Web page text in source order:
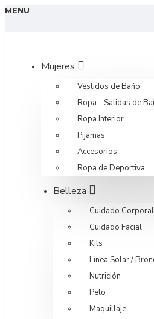
MENU
Mujeres
Vestidos de Baño
Ropa - Salidas de
Ropa Interior
Pijamas
Accesorios
Ropa de Deportiva
Belleza
Cuidado Corporal
Cuidado Facial
Kits
Línea Solar /
Nutrición
Pelo
Maquillaje